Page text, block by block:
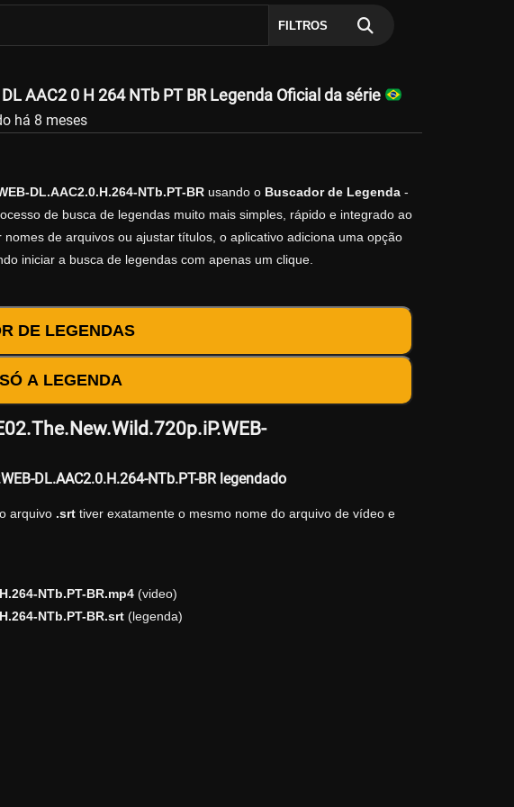
FILTROS
AAC2 0 H 264 NTb PT BR Legenda Oficial da série
há 8 meses
DL.AAC2.0.H.264-NTb.PT-BRusando o Buscador de Legenda-
de busca de legendas muito mais simples, rápido e integrado ao
de arquivos ou ajustar títulos, o aplicativo adiciona uma opção
iniciar a busca de legendas com apenas um clique.
DE LEGENDAS
A LEGENDA
DL.AAC2.0.H.264-NTb.PT-BR legendado
arquivo .srttiver exatamente o mesmo nome do arquivo de vídeo e
NTb.PT-BR.mp4(video)
NTb.PT-BR.srt(legenda)